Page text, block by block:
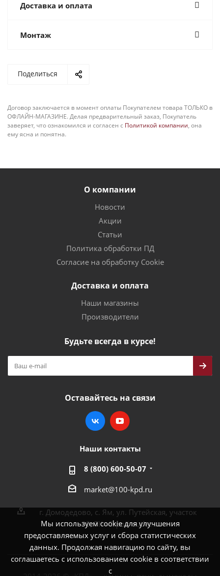
Мы используем cookie для улучшения
предоставляемых услуг и сбора статистических
данных. Продолжая навигацию по сайту, вы
соглашаетесь с использованием cookie в соответствии
с
Доставка и оплата
Монтаж
Поделиться
Договор заключается в момент оплаты Покупателем товара ТОЛЬКО в
ОФЛАЙН-МАГАЗИНЕ. Делая предварительный заказ, Покупатель
заверяет, что ознакомился и согласен с Политикой компании, она
ему ясна и понятна.
О компании
Новости
Акции
Статьи
Политика обработки ПД
Согласие на обработку Cookie
Доставка и оплата
Наши магазины
Производители
Будьте всегда в курсе!
Оставайтесь на связи
Наши контакты
8 (800) 600-50-07
market@100-kpd.ru
г. Домодедово, с. Ям, ул. Путейская, участок
30, ТК «Строй outlet»